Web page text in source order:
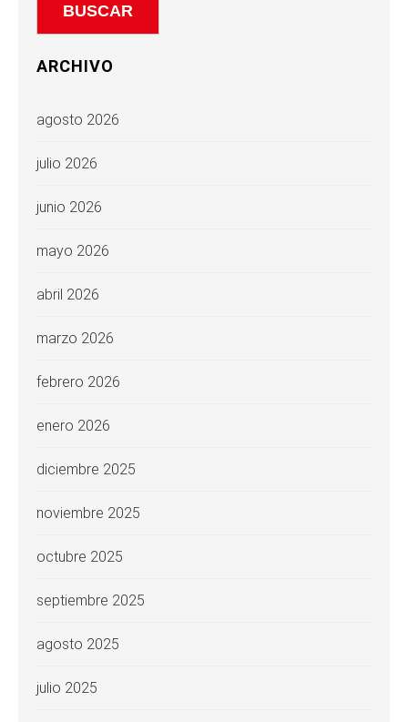
ARCHIVO
agosto 2026
julio 2026
junio 2026
mayo 2026
abril 2026
marzo 2026
febrero 2026
enero 2026
diciembre 2025
noviembre 2025
octubre 2025
septiembre 2025
agosto 2025
julio 2025